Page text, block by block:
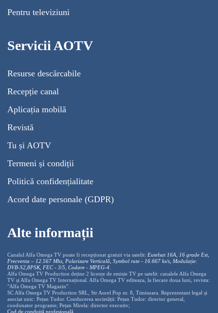
Pentru televiziuni
Servicii AOTV
Resurse descărcabile
Recepție canal
Aplicația mobilă
Revistă
Tu și AOTV
Termeni și condiții
Politică confidențialitate
Acord date personale (GDPR)
Alte informații
Canalul Alfa Omega TV poate fi recepționat gratuit via satelit: Eutelsat 16A, 16 grade Est,
Frecventa – 12.567 Mhz, Polarizare Verticală, Symbol rate - 16.667 ks/s, Modulație:
DVB-S2,8PSK, FEC - 3/5, Codare - MPEG-4
Alfa Omega TV Production deține 2 licențe de emisie TV pe satelit: canalele Alfa Omega
TV și Alfa Omega TV Internațional. Alfa Omega TV editeaza, la fiecare doua luni, revista:
"Alfa Omega TV Magazin".
SC Alfa Omega TV Production SRL, Str Aurel Pop nr. 8, Timisoara. Reprezentant legal și
asociat unic: Pețan Tudor. Conducerea societății: Pețan Tudor: director general,
coodonator programe; Pețan Mirela: director executiv;
Cod de conduită profesională